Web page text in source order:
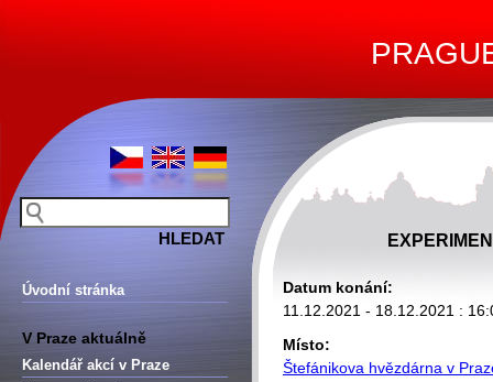
Úvodní stránka
V Praze aktuálně
Kalendář akcí v Praze
Datum konání:
11.12.2021 - 18.12.2021 :
Místo:
Štefánikova hvězdárna v